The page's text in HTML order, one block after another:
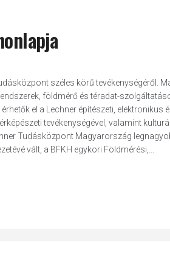
széles körű tevékenységéről.
földmérő és téradat-
el a Lechner építészeti, elektronikus
tevékenységével, valamint
Tudásközpont Magyarország
vált, a BFKH egykori Földmérési,...